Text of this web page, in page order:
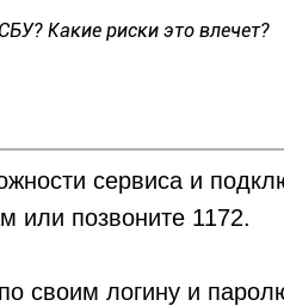
Какие риски это влечет?
сервиса и
или позвоните 1172.
своим логину и